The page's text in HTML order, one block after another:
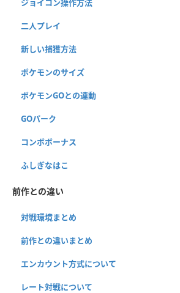
ジョイコン操作方法
二人プレイ
新しい捕獲方法
ポケモンのサイズ
ポケモンGOとの連動
GOパーク
コンボボーナス
ふしぎなはこ
前作との違い
対戦環境まとめ
前作との違いまとめ
エンカウント方式について
レート対戦について